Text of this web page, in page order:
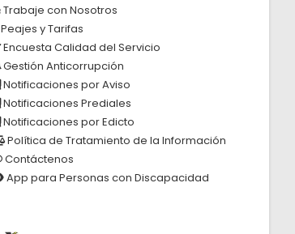
Trabaje con Nosotros
Peajes y Tarifas
Encuesta Calidad del Servicio
Gestión Anticorrupción
Notificaciones por Aviso
Notificaciones Prediales
Notificaciones por Edicto
Política de Tratamiento de la Información
Contáctenos
App para Personas con Discapacidad